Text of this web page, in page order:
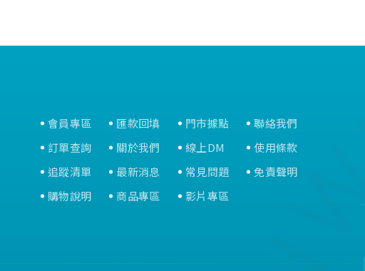
會員專區
訂單查詢
追蹤清單
購物說明
匯款回填
關於我們
最新消息
商品專區
門市據點
線上DM
常見問題
影片專區
聯絡我們
使用條款
免責聲明